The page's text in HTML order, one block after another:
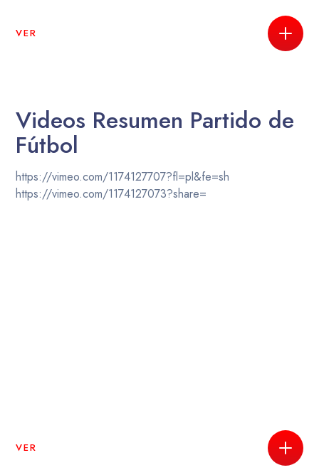
VER
Videos Resumen Partido de
Fútbol
https://vimeo.com/1174127707?fl=pl&fe=sh
https://vimeo.com/1174127073?share=
VER